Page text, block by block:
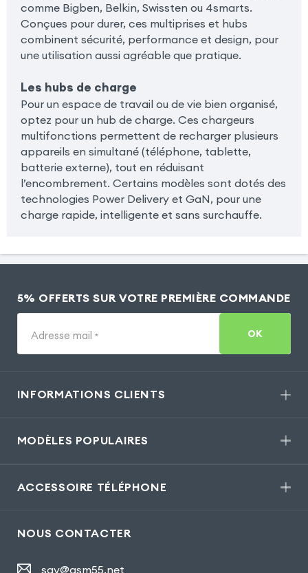
comme Bigben, Belkin, Swissten ou 4smarts.
Conçues pour durer, ces multiprises et hubs
combinent sécurité, performance et design, pour
une utilisation aussi agréable que pratique.
Les hubs de charge
Pour un espace de travail ou de vie bien organisé,
optez pour un hub de charge. Ces chargeurs
multifonctions permettent de recharger plusieurs
appareils en simultané (téléphone, tablette,
batterie externe), tout en réduisant
l’encombrement. Certains modèles sont dotés des
technologies Power Delivery et GaN, pour une
charge rapide, intelligente et sans surchauffe.
5% OFFERTS SUR VOTRE PREMIÈRE COMMANDE
Adresse mail * OK
INFORMATIONS CLIENTS
MODÈLES POPULAIRES
ACCESSOIRE TÉLÉPHONE
NOUS CONTACTER
sav@gsm55.net